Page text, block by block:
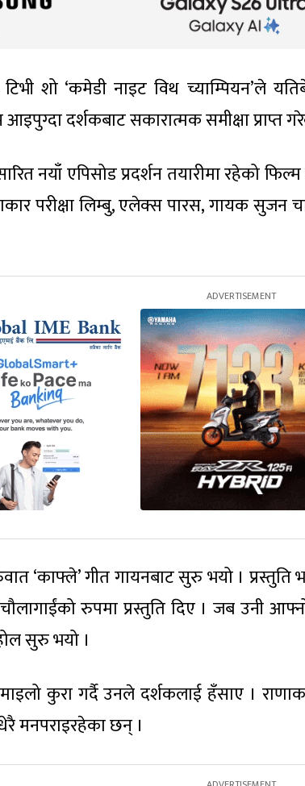
शो ‘कमेडी नाइट विथ च्याम्पियन’ले
दर्शकबाट सकारात्मक समीक्षा प्राप्त
नयाँ एपिसोड प्रदर्शन तयारीमा रहेको
परीक्षा लिम्बु, एलेक्स पारस, गायक सुजन
‘काफ्ले’ गीत गायनबाट सुरु भयो ।
रुपमा प्रस्तुति दिए । जब उनी
सुरु भयो ।
कुरा गर्दै उनले दर्शकलाई हँसाए ।
मनपराइरहेका छन् ।